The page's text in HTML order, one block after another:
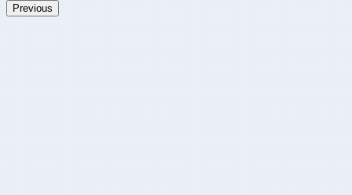
Previous